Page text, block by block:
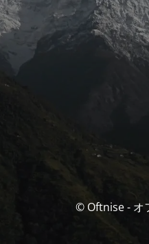
© Oftnise - オ